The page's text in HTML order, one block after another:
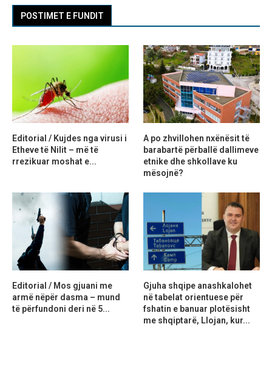
POSTIMET E FUNDIT
Editorial / Kujdes nga virusi i
Etheve të Nilit – më të
rrezikuar moshat e...
A po zhvillohen nxënësit të
barabartë përballë dallimeve
etnike dhe shkollave ku
mësojnë?
Editorial / Mos gjuani me
armë nëpër dasma – mund
të përfundoni deri në 5...
Gjuha shqipe anashkalohet
në tabelat orientuese për
fshatin e banuar plotësisht
me shqiptarë, Llojan, kur...